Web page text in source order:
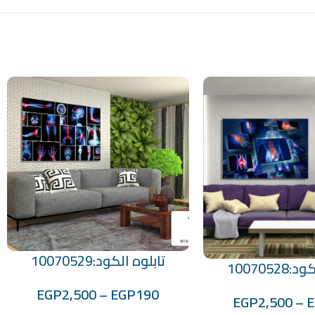
–
EGP2,500
تحديد أحد الخيارات
تابلوه الكود:10070529
EGP190
–
EGP2,500